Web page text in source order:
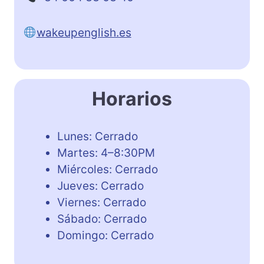
wakeupenglish.es
Horarios
Lunes: Cerrado
Martes: 4–8:30PM
Miércoles: Cerrado
Jueves: Cerrado
Viernes: Cerrado
Sábado: Cerrado
Domingo: Cerrado